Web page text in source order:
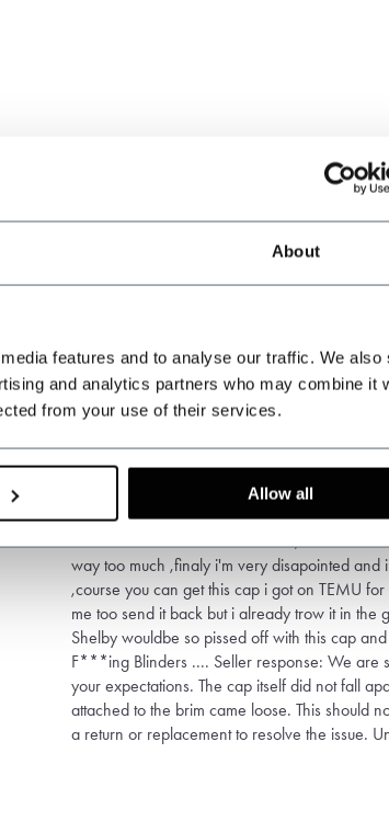
About
features and to analyse our traffic. We also
and analytics partners who may combine it
from your use of their services.
Allow all
I think you all got a different cap that i got
too trow it in the garbage the blade felled of
cheap TEMU cap with the blade glued on ,i
and it came from the netherlands,and i'm in
way too much ,finaly i'm very disapointed and
,course you can get this cap i got on TEMU
me too send it back but i already trow it in the
Shelby wouldbe so pissed off with this cap
F***ing Blinders .... Seller response: We are
your expectations. The cap itself did not fall
attached to the brim came loose. This should
a return or replacement to resolve the issue.